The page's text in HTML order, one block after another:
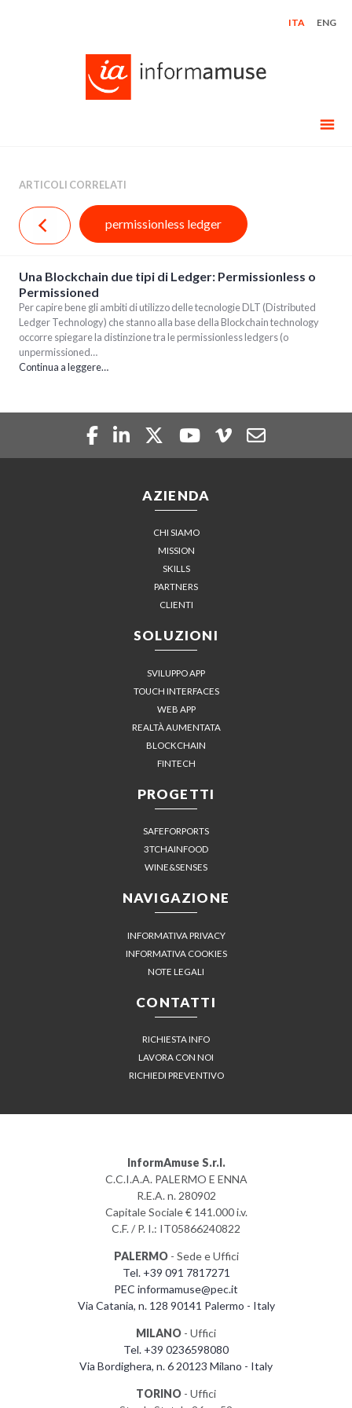
ITA ENG
ARTICOLI CORRELATI
permissionless ledger
Una Blockchain due tipi di Ledger: Permissionless o
Permissioned
Per capire bene gli ambiti di utilizzo delle tecnologie DLT (Distributed
Ledger Technology) che stanno alla base della Blockchain technology
occorre spiegare la distinzione tra le permissionless ledgers (o
unpermissioned…
Continua a leggere…
AZIENDA
CHI SIAMO
MISSION
SKILLS
PARTNERS
CLIENTI
SOLUZIONI
SVILUPPO APP
TOUCH INTERFACES
WEB APP
REALTÀ AUMENTATA
BLOCKCHAIN
FINTECH
PROGETTI
SAFEFORPORTS
3TCHAINFOOD
WINE&SENSES
NAVIGAZIONE
INFORMATIVA PRIVACY
INFORMATIVA COOKIES
NOTE LEGALI
CONTATTI
RICHIESTA INFO
LAVORA CON NOI
RICHIEDI PREVENTIVO
InformAmuse S.r.l.
C.C.I.A.A. PALERMO E ENNA
R.E.A. n. 280902
Capitale Sociale € 141.000 i.v.
C.F. / P. I.: IT05866240822
PALERMO- Sede e Uffici
Tel. +39 091 7817271
PEC informamuse@pec.it
Via Catania, n. 128 90141 Palermo - Italy
MILANO - Uffici
Tel. +39 0236598080
Via Bordighera, n. 6 20123 Milano - Italy
TORINO - Uffici